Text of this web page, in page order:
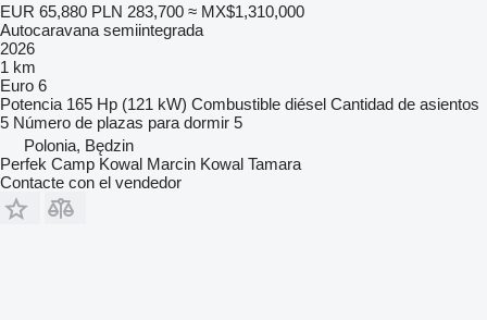
EUR 65,880 PLN 283,700 ≈ MX$1,310,000
Autocaravana semiintegrada
2026
1 km
Euro 6
Potencia 165 Hp (121 kW) Combustible diésel Cantidad de asientos
5 Número de plazas para dormir 5
Polonia, Będzin
Perfek Camp Kowal Marcin Kowal Tamara
Contacte con el vendedor